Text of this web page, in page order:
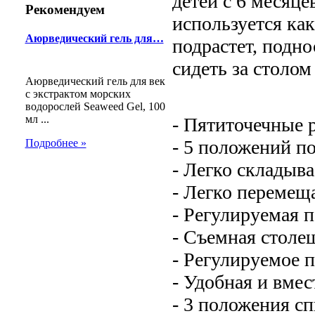
Рекомендуем
Аюрведический гель для…
Аюрведический гель для век
с экстрактом морских
водорослей Seaweed Gel, 100
мл ...
Подробнее »
используется
подрастет,
сидеть за
- Пятиточечные
- 5 положений
- Легко
- Легко
- Регулируемая
- Съемная
- Регулируемое
- Удобная и
- 3 положения